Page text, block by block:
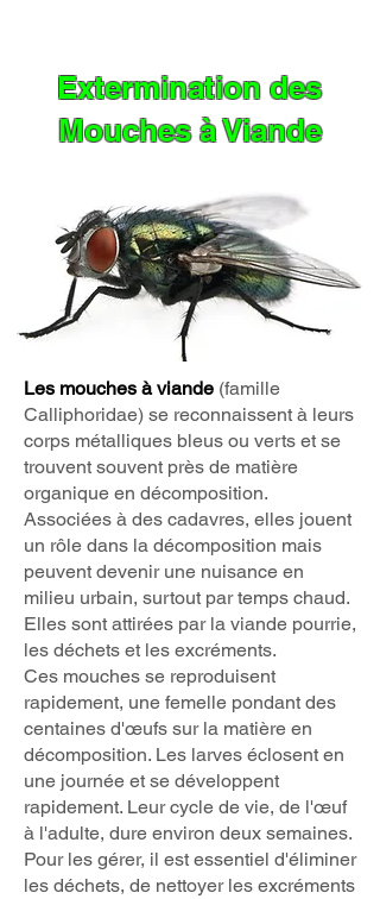
Extermination des
Mouches à Viande
Les mouches à viande (famille
Calliphoridae) se reconnaissent à leurs
corps métalliques bleus ou verts et se
trouvent souvent près de matière
organique en décomposition.
Associées à des cadavres, elles jouent
un rôle dans la décomposition mais
peuvent devenir une nuisance en
milieu urbain, surtout par temps chaud.
Elles sont attirées par la viande pourrie,
les déchets et les excréments.
Ces mouches se reproduisent
rapidement, une femelle pondant des
centaines d'œufs sur la matière en
décomposition. Les larves éclosent en
une journée et se développent
rapidement. Leur cycle de vie, de l'œuf
à l'adulte, dure environ deux semaines.
Pour les gérer, il est essentiel d'éliminer
les déchets, de nettoyer les excréments